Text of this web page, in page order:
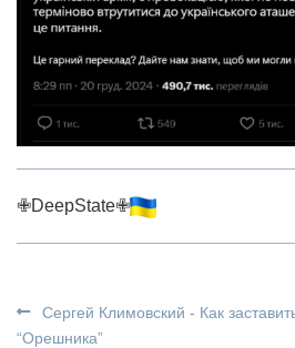
✙DeepState✙
Сергей Климовский - Как
“Орешника”